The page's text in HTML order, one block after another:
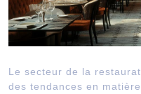
Le secteur de la
des tendances en